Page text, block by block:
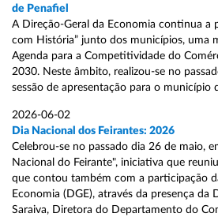
de Penafiel
A Direção-Geral da Economia continua a
com História” junto dos municípios, uma
Agenda para a Competitividade do
2030. Neste âmbito, realizou-se no
sessão de apresentação para o município
2026-06-02
Dia Nacional dos Feirantes: 2026
Celebrou-se no passado dia 26 de maio,
Nacional do Feirante", iniciativa que
que contou também com a participação
Economia (DGE), através da presença da
Saraiva, Diretora do Departamento do